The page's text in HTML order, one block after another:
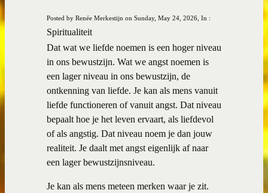
Posted by Renée Merkestijn on Sunday, May 24, 2026, In :
Spiritualiteit
Dat wat we liefde noemen is een hoger niveau
in ons bewustzijn. Wat we angst noemen is
een lager niveau in ons bewustzijn, de
ontkenning van liefde. Je kan als mens vanuit
liefde functioneren of vanuit angst. Dat niveau
bepaalt hoe je het leven ervaart, als liefdevol
of als angstig. Dat niveau noem je dan jouw
realiteit. Je daalt met angst eigenlijk af naar
een lager bewustzijnsniveau.
Je kan als mens meteen merken waar je zit.